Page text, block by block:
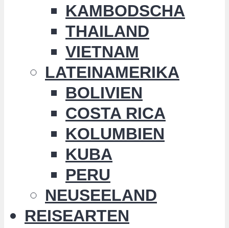
KAMBODSCHA
THAILAND
VIETNAM
LATEINAMERIKA
BOLIVIEN
COSTA RICA
KOLUMBIEN
KUBA
PERU
NEUSEELAND
REISEARTEN